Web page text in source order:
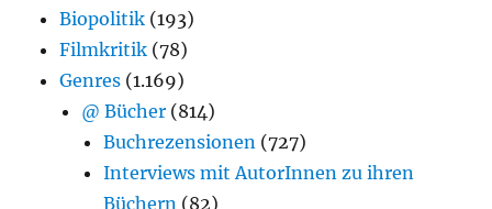
Biopolitik (193)
Filmkritik (78)
Genres (1.169)
@ Bücher (814)
Buchrezensionen (727)
Interviews mit AutorInnen zu ihren
Büchern (82)